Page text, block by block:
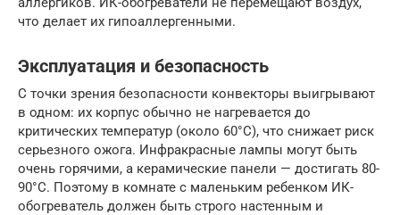
что делает их гипоаллергенными.
Эксплуатация и безопасность
С точки зрения безопасности конвекторы выигрывают
в одном: их корпус обычно не нагревается до
критических температур (около 60°C), что снижает риск
серьезного ожога. Инфракрасные лампы могут быть
очень горячими, а керамические панели — достигать 80-
90°C. Поэтому в комнате с маленьким ребенком ИК-
обогреватель должен быть строго настенным и